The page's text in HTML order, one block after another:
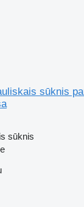
sūknis
sūknis